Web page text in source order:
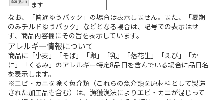
ます
なお、「普通ゆうパック」の場合は表示しません。また、「夏期
のみチルドゆうパック」などとなる場合は、記号での表示はせ
ず、商品内容欄にその旨を表示しています。
アレルギー情報について
商品に「小麦」「そば」「卵」「乳」「落花生」「えび」「か
に」「くるみ」のアレルギー特定8品目を含んでいる場合に品目名
を表示します。
※エビ・カニを除く魚介類（これらの魚介類を原材料として製造
された加工品も含む）は、漁獲漁法によりエビ・カニが混じって